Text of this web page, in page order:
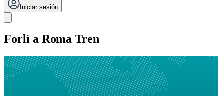
Iniciar sesión
Forlì a Roma Tren